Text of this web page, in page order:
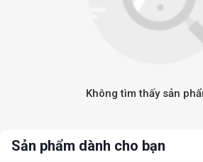
Không tìm thấy sản
Sản phẩm dành cho bạn